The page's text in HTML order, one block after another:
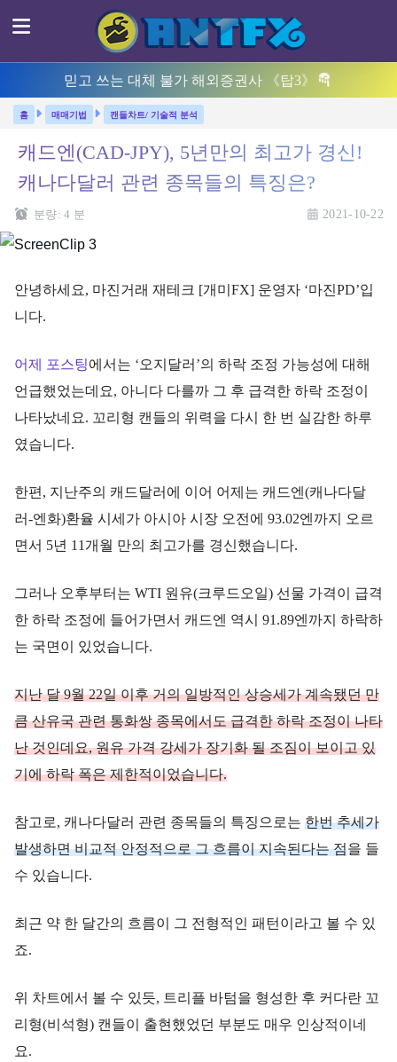
믿고 쓰는 대체 불가 해외증권사 《탑3》
매매기법 캔들차트/ 기술적 분석
캐드엔(CAD-JPY), 5년만의 최고가 경신!
캐나다달러 관련 종목들의 특징은?
2021-10-22
분량: 4 분
안녕하세요, 마진거래 재테크 [개미FX] 운영자 ‘마진PD’입
니다.
어제 포스팅에서는 ‘오지달러’의 하락 조정 가능성에 대해
언급했었는데요, 아니다 다를까 그 후 급격한 하락 조정이
나타났네요. 꼬리형 캔들의 위력을 다시 한 번 실감한 하루
였습니다.
한편, 지난주의 캐드달러에 이어 어제는 캐드엔(캐나다달
러-엔화)환율 시세가 아시아 시장 오전에 93.02엔까지 오르
면서 5년 11개월 만의 최고가를 경신했습니다.
그러나 오후부터는 WTI 원유(크루드오일) 선물 가격이 급격
한 하락 조정에 들어가면서 캐드엔 역시 91.89엔까지 하락하
는 국면이 있었습니다.
지난 달 9월 22일 이후 거의 일방적인 상승세가 계속됐던 만
큼 산유국 관련 통화쌍 종목에서도 급격한 하락 조정이 나타
난 것인데요, 원유 가격 강세가 장기화 될 조짐이 보이고 있
기에 하락 폭은 제한적이었습니다.
참고로, 캐나다달러 관련 종목들의 특징으로는 한번 추세가
발생하면 비교적 안정적으로 그 흐름이 지속된다는 점을 들
수 있습니다.
최근 약 한 달간의 흐름이 그 전형적인 패턴이라고 볼 수 있
죠.
위 차트에서 볼 수 있듯, 트리플 바텀을 형성한 후 커다란 꼬
리형(비석형) 캔들이 출현했었던 부분도 매우 인상적이네
요.